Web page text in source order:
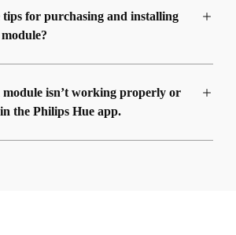
tips for purchasing and installing
isn’t working properly or
the Philips Hue app.